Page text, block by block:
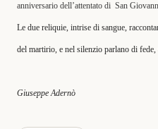
anniversario dell’attentato di San
Le due reliquie, intrise di sangue,
del martirio, e nel silenzio parlano di fede,
Giuseppe Adernò